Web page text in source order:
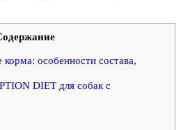
особенности состава,
DIET для собак с